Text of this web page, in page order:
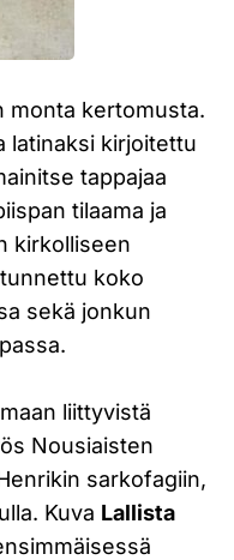
monta kertomusta.
latinaksi kirjoitettu
tappajaa
tilaama ja
kirkolliseen
koko
sekä jonkun
liittyvistä
Nousiaisten
sarkofagiin,
Kuva Lallista